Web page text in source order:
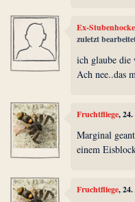
Ex-
zuletzt
ich glaube die
Ach nee..das
Fruchtfliege,
Marginal
einem
Fruchtfliege,